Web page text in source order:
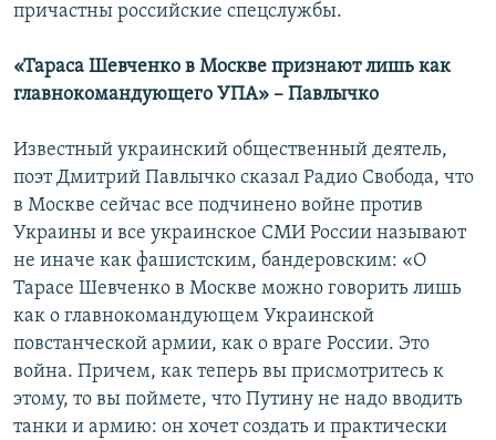
причастны российские спецслужбы.
«Тараса Шевченко в Москве признают лишь как
главнокомандующего УПА» – Павлычко
Известный украинский общественный деятель,
поэт Дмитрий Павлычко сказал Радио Свобода, что
в Москве сейчас все подчинено войне против
Украины и все украинское СМИ России называют
не иначе как фашистским, бандеровским: «О
Тарасе Шевченко в Москве можно говорить лишь
как о главнокомандующем Украинской
повстанческой армии, как о враге России. Это
война. Причем, как теперь вы присмотритесь к
этому, то вы поймете, что Путину не надо вводить
танки и армию: он хочет создать и практически